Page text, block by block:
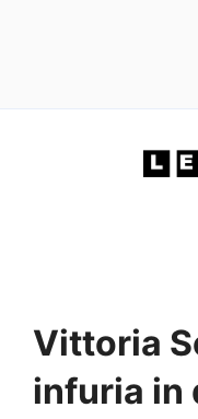
Vittoria
infuria in